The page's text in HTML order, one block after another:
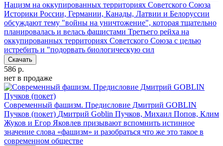
Нацизм на оккупированных территориях Советского Союза
Историки России, Германии, Канады, Латвии и Белоруссии
обсуждают тему "войны на уничтожение", которая тщательно
планировалась и велась фашистами Третьего рейха на
оккупированных территориях Советского Союза с целью
истребить и "подорвать биологическую сил
Скачать
586 р.
нет в продаже
Современный фашизм. Предисловие Дмитрий GOBLIN
Пучков (покет) Дмитрий Goblin Пучков, Михаил Попов, Клим
Жуков и Егор Яковлев призывают вспомнить истинное
значение слова «фашизм» и разобраться что же это такое в
современном обществе